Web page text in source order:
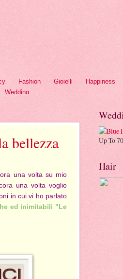
Fashion Gioielli Happiness
Wedding
bellezza
una volta su mio
una volta voglio
in cui vi ho parlato
ed inimitabili "Le
Up To
Hair